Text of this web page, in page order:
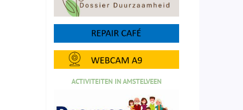
ACTIVITEITEN IN AMSTELVEEN